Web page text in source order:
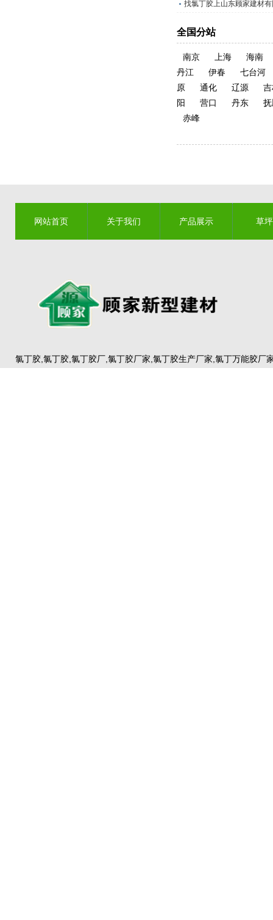
找氯丁胶上山东顾家建材
全国分站
南京 上海
海南
丹江
伊春
七台河
原
通化 辽源
阳
营口 丹东
赤峰
网站首页 关于我们 产品展示 草
氯丁胶,氯丁胶,氯丁胶厂,氯丁胶厂家,氯丁胶生产厂家,氯丁万能胶厂